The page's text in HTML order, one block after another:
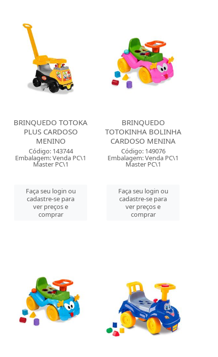
BRINQUEDO TOTOKA
PLUS CARDOSO
MENINO
Código: 143744
Embalagem: Venda PC\1
Master PC\1
Faça seu login ou
cadastre-se para
ver preços e
comprar
BRINQUEDO
TOTOKINHA BOLINHA
CARDOSO MENINA
Código: 149076
Embalagem: Venda PC\1
Master PC\1
Faça seu login ou
cadastre-se para
ver preços e
comprar